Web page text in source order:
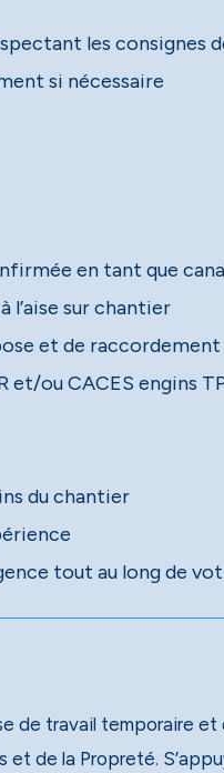
les consignes
si nécessaire
en tant que
l’aise sur chantier
et de raccordement
et/ou CACES engins
du chantier
tout au long de
de travail temporaire
national de 40 agences, dont 13 en